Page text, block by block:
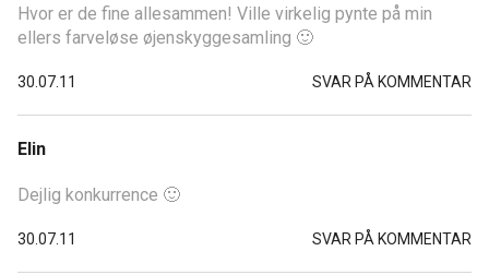
Hvor er de fine allesammen! Ville virkelig pynte på min
ellers farveløse øjenskyggesamling 🙂
30.07.11 SVAR PÅ KOMMENTAR
Elin
Dejlig konkurrence 🙂
30.07.11 SVAR PÅ KOMMENTAR